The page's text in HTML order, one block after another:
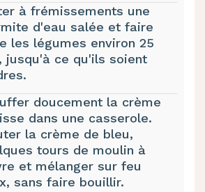
à frémissements une
d'eau salée et faire
les légumes environ 25
jusqu'à ce qu'ils soient
doucement la crème
dans une casserole.
la crème de bleu,
tours de moulin à
et mélanger sur feu
sans faire bouillir.